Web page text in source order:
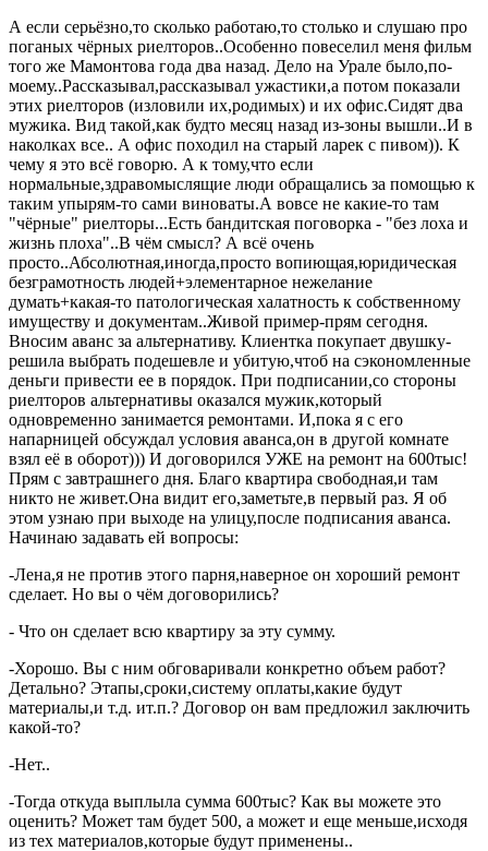
А если серьёзно,то сколько работаю,то столько и слушаю про
поганых чёрных риелторов..Особенно повеселил меня фильм
того же Мамонтова года два назад. Дело на Урале было,по-
моему..Рассказывал,рассказывал ужастики,а потом показали
этих риелторов (изловили их,родимых) и их офис.Сидят два
мужика. Вид такой,как будто месяц назад из-зоны вышли..И в
наколках все.. А офис походил на старый ларек с пивом)). К
чему я это всё говорю. А к тому,что если
нормальные,здравомыслящие люди обращались за помощью к
таким упырям-то сами виноваты.А вовсе не какие-то там
"чёрные" риелторы...Есть бандитская поговорка - "без лоха и
жизнь плоха"..В чём смысл? А всё очень
просто..Абсолютная,иногда,просто вопиющая,юридическая
безграмотность людей+элементарное нежелание
думать+какая-то патологическая халатность к собственному
имуществу и документам..Живой пример-прям сегодня.
Вносим аванс за альтернативу. Клиентка покупает двушку-
решила выбрать подешевле и убитую,чтоб на сэкономленные
деньги привести ее в порядок. При подписании,со стороны
риелторов альтернативы оказался мужик,который
одновременно занимается ремонтами. И,пока я с его
напарницей обсуждал условия аванса,он в другой комнате
взял её в оборот))) И договорился УЖЕ на ремонт на 600тыс!
Прям с завтрашнего дня. Благо квартира свободная,и там
никто не живет.Она видит его,заметьте,в первый раз. Я об
этом узнаю при выходе на улицу,после подписания аванса.
Начинаю задавать ей вопросы:
-Лена,я не против этого парня,наверное он хороший ремонт
сделает. Но вы о чём договорились?
- Что он сделает всю квартиру за эту сумму.
-Хорошо. Вы с ним обговаривали конкретно объем работ?
Детально? Этапы,сроки,систему оплаты,какие будут
материалы,и т.д. ит.п.? Договор он вам предложил заключить
какой-то?
-Нет..
-Тогда откуда выплыла сумма 600тыс? Как вы можете это
оценить? Может там будет 500, а может и еще меньше,исходя
из тех материалов,которые будут применены..